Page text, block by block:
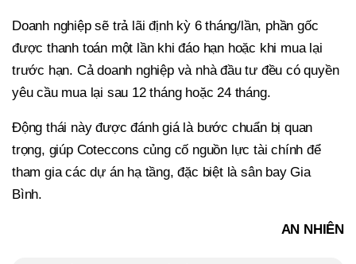
Doanh nghiệp sẽ trả lãi định kỳ 6 tháng/lần, phần gốc
được thanh toán một lần khi đáo hạn hoặc khi mua lại
trước hạn. Cả doanh nghiệp và nhà đầu tư đều có quyền
yêu cầu mua lại sau 12 tháng hoặc 24 tháng.
Động thái này được đánh giá là bước chuẩn bị quan
trọng, giúp Coteccons củng cố nguồn lực tài chính để
tham gia các dự án hạ tầng, đặc biệt là sân bay Gia
Bình.
AN NHIÊN